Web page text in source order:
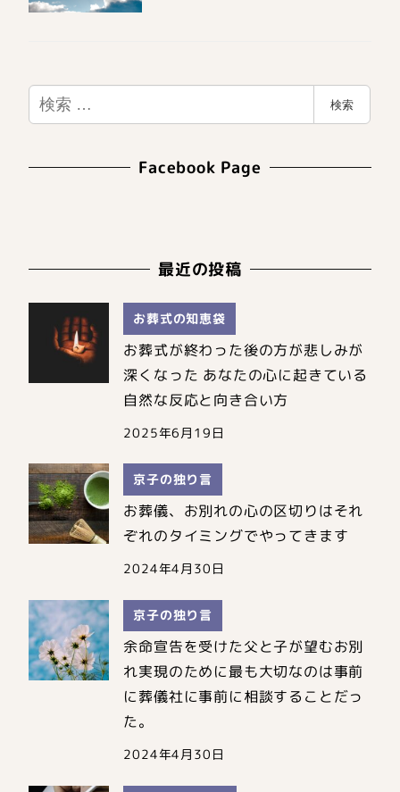
検
索
検索
Facebook Page
最近の投稿
お葬式の知恵袋
お葬式が終わった後の方が悲しみが
深くなった あなたの心に起きている
自然な反応と向き合い方
2025年6月19日
京子の独り言
お葬儀、お別れの心の区切りはそれ
ぞれのタイミングでやってきます
2024年4月30日
京子の独り言
余命宣告を受けた父と子が望むお別
れ実現のために最も大切なのは事前
に葬儀社に事前に相談することだっ
た。
2024年4月30日